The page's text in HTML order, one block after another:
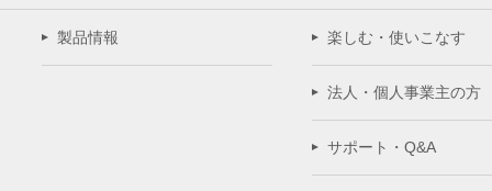
製品情報 楽しむ・使いこなす
法人・個人事業主の方
サポート・Q&A